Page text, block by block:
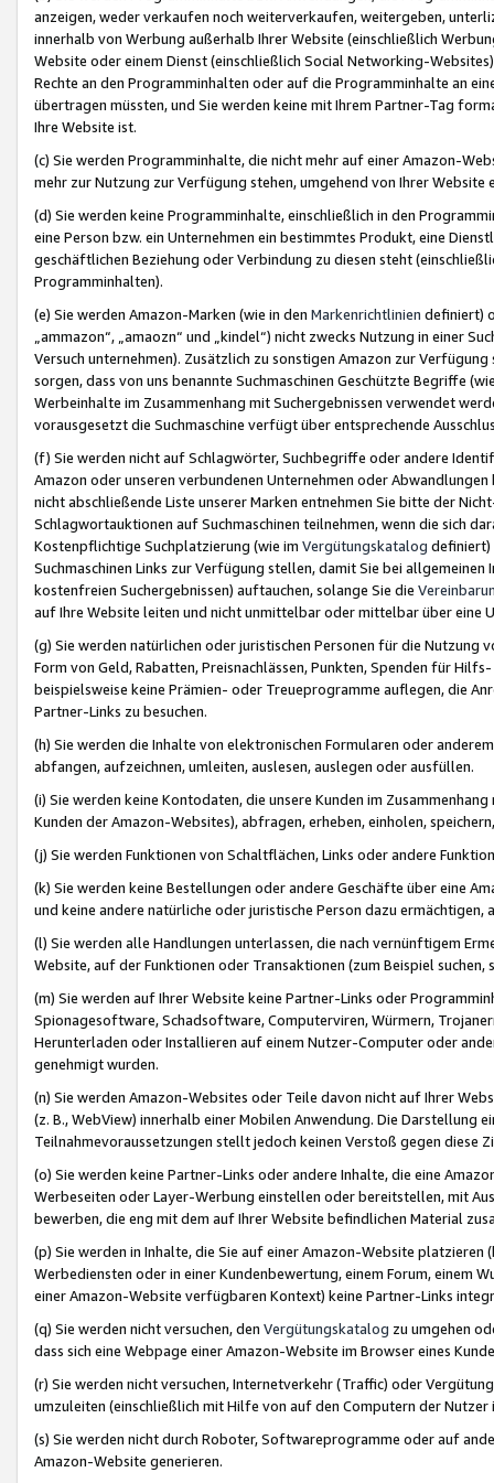
anzeigen, weder verkaufen noch weiterverkaufen, weitergeben,
innerhalb von Werbung außerhalb Ihrer Website (einschließlich
Website oder einem Dienst (einschließlich Social Networking-
Rechte an den Programminhalten oder auf die Programminhalte an
übertragen müssten, und Sie werden keine mit Ihrem Partner-Tag
Ihre Website ist.
(c) Sie werden Programminhalte, die nicht mehr auf einer Amazon-
mehr zur Nutzung zur Verfügung stehen, umgehend von Ihrer
(d) Sie werden keine Programminhalte, einschließlich in den
eine Person bzw. ein Unternehmen ein bestimmtes Produkt, eine
geschäftlichen Beziehung oder Verbindung zu diesen steht
Programminhalten).
(e) Sie werden Amazon-Marken (wie in den Markenrichtlinien definiert)
„ammazon“, „amaozn“ und „kindel“) nicht zwecks Nutzung in einer
Versuch unternehmen). Zusätzlich zu sonstigen Amazon zur
sorgen, dass von uns benannte Suchmaschinen Geschützte Begriffe
Werbeinhalte im Zusammenhang mit Suchergebnissen verwendet
vorausgesetzt die Suchmaschine verfügt über entsprechende
(f) Sie werden nicht auf Schlagwörter, Suchbegriffe oder andere
Amazon oder unseren verbundenen Unternehmen oder
nicht abschließende Liste unserer Marken entnehmen Sie bitte der
Schlagwortauktionen auf Suchmaschinen teilnehmen, wenn die sich
Kostenpflichtige Suchplatzierung (wie im Vergütungskatalog definiert)
Suchmaschinen Links zur Verfügung stellen, damit Sie bei
kostenfreien Suchergebnissen) auftauchen, solange Sie die
auf Ihre Website leiten und nicht unmittelbar oder mittelbar über eine
(g) Sie werden natürlichen oder juristischen Personen für die Nutzung
Form von Geld, Rabatten, Preisnachlässen, Punkten, Spenden für
beispielsweise keine Prämien- oder Treueprogramme auflegen, die
Partner-Links zu besuchen.
(h) Sie werden die Inhalte von elektronischen Formularen oder
abfangen, aufzeichnen, umleiten, auslesen, auslegen oder ausfüllen.
(i) Sie werden keine Kontodaten, die unsere Kunden im
Kunden der Amazon-Websites), abfragen, erheben, einholen,
(j) Sie werden Funktionen von Schaltflächen, Links oder andere
(k) Sie werden keine Bestellungen oder andere Geschäfte über eine
und keine andere natürliche oder juristische Person dazu
(l) Sie werden alle Handlungen unterlassen, die nach vernünftigem
Website, auf der Funktionen oder Transaktionen (zum Beispiel
(m) Sie werden auf Ihrer Website keine Partner-Links oder
Spionagesoftware, Schadsoftware, Computerviren, Würmern,
Herunterladen oder Installieren auf einem Nutzer-Computer oder
genehmigt wurden.
(n) Sie werden Amazon-Websites oder Teile davon nicht auf Ihrer
(z. B., WebView) innerhalb einer Mobilen Anwendung. Die Darstellung
Teilnahmevoraussetzungen stellt jedoch keinen Verstoß gegen diese
(o) Sie werden keine Partner-Links oder andere Inhalte, die eine
Werbeseiten oder Layer-Werbung einstellen oder bereitstellen, mit
bewerben, die eng mit dem auf Ihrer Website befindlichen Material
(p) Sie werden in Inhalte, die Sie auf einer Amazon-Website
Werbediensten oder in einer Kundenbewertung, einem Forum, einem
einer Amazon-Website verfügbaren Kontext) keine Partner-Links
(q) Sie werden nicht versuchen, den Vergütungskatalog zu umgehen
dass sich eine Webpage einer Amazon-Website im Browser eines
(r) Sie werden nicht versuchen, Internetverkehr (Traffic) oder
umzuleiten (einschließlich mit Hilfe von auf den Computern der
(s) Sie werden nicht durch Roboter, Softwareprogramme oder auf
Amazon-Website generieren.